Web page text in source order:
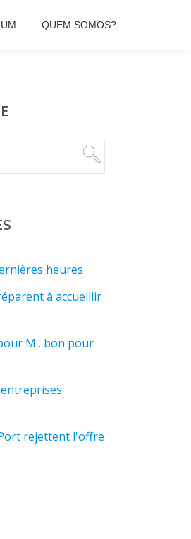
QUEM SOMOS?
heures
à accueillir
M., bon pour
rejettent l'offre